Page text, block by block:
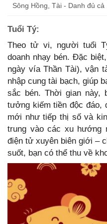
Sông Hồng, Tài - Danh đủ cả
Tuổi Tý:
Theo tử vi, người tuổi
doanh nhạy bén. Đặc
ngày vía Thần Tài), vận
nhập cung tài bạch, giúp
sắc bén. Thời gian này,
tưởng kiếm tiền độc đáo,
mới như tiếp thị số và
trung vào các xu hướng
điện tử xuyên biên giới –
suốt, bạn có thể thu về